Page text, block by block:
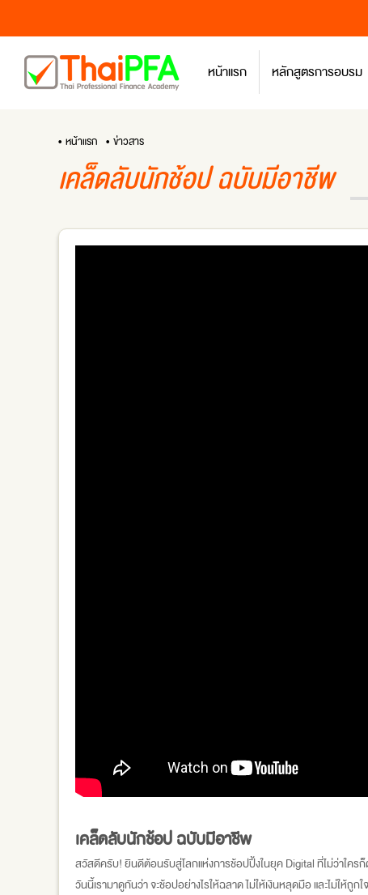
หน้าแรก หลักสูตรการอบรม
• หน้าแรก • ข่าวสาร
เคล็ดลับนักช้อป ฉบับมีอาชีพ
เคล็ดลับนักช้อป ฉบับมีอาชีพ
สวัสดีครับ! ยินดีต้อนรับสู่โลกแห่งการช้อปปิ้งในยุค Digital ที่ไม่ว่าใคร
วันนี้เรามาดูกันว่า จะช้อปอย่างไรให้ฉลาด ไม่ให้เงินหลุดมือ และไม่ให้